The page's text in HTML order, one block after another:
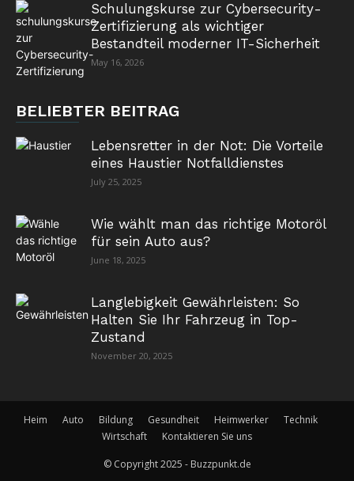
Schulungskurse zur Cybersecurity-
Zertifizierung als wichtiger
Bestandteil moderner IT-Sicherheit
May 16, 2026
BELIEBTER BEITRAG
Lebensretter in der Not: Die Vorteile
eines Haustier Notfalldienstes
July 25, 2025
Wie wählt man das richtige Motoröl
für sein Auto aus?
June 18, 2025
Langlebigkeit Gewährleisten: So
Halten Sie Ihr Fahrzeug in Top-
Zustand
November 20, 2025
Heim Auto Bildung Gesundheit Heimwerker
Technik
Wirtschaft
Kontaktieren Sie uns
© Copyright 2025 - Buzzpunkt.de